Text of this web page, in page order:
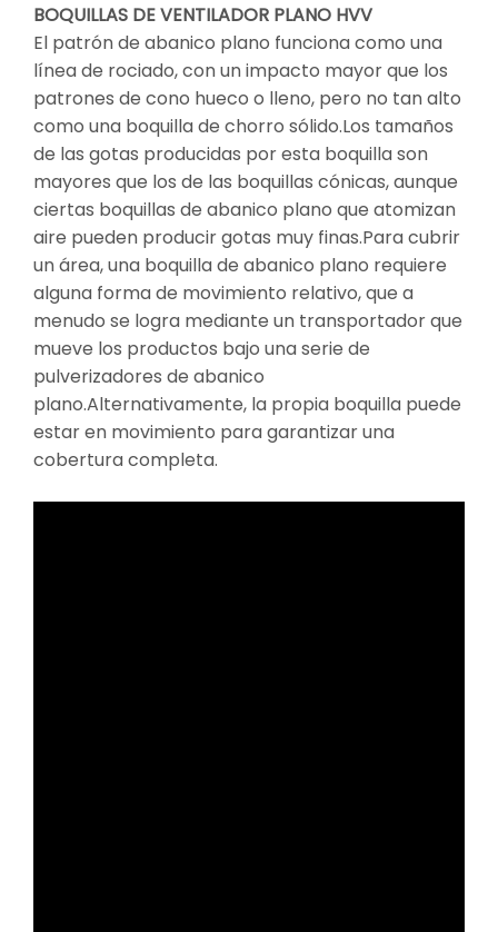
BOQUILLAS DE VENTILADOR PLANO HVV
El patrón de abanico plano funciona como una
línea de rociado, con un impacto mayor que los
patrones de cono hueco o lleno, pero no tan alto
como una boquilla de chorro sólido.Los tamaños
de las gotas producidas por esta boquilla son
mayores que los de las boquillas cónicas, aunque
ciertas boquillas de abanico plano que atomizan
aire pueden producir gotas muy finas.Para cubrir
un área, una boquilla de abanico plano requiere
alguna forma de movimiento relativo, que a
menudo se logra mediante un transportador que
mueve los productos bajo una serie de
pulverizadores de abanico
plano.Alternativamente, la propia boquilla puede
estar en movimiento para garantizar una
cobertura completa.